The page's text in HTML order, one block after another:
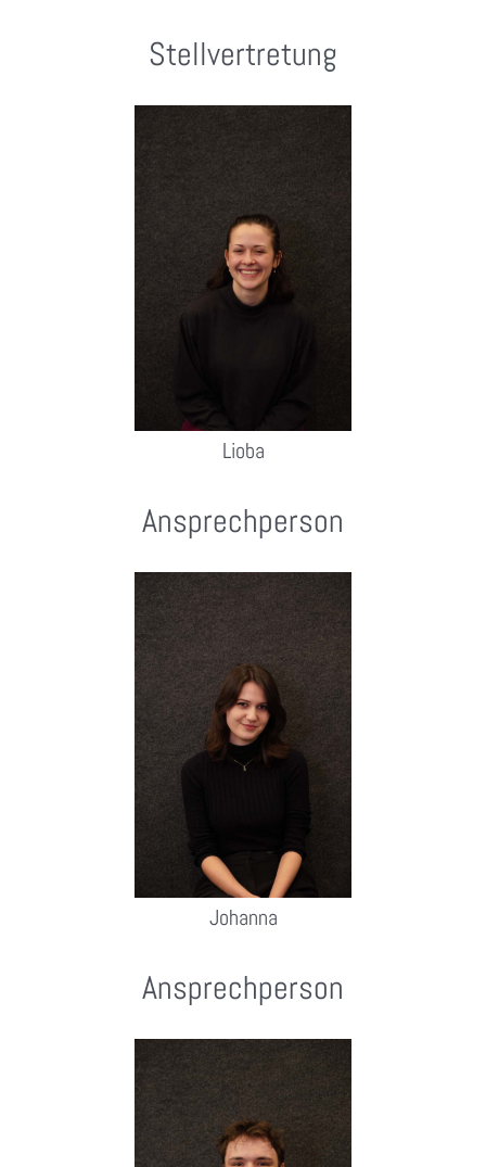
Stellvertretung
Lioba
Ansprechperson
Johanna
Ansprechperson